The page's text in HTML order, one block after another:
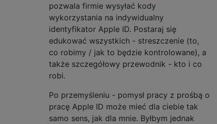
pozwala firmie wysyłać kody
wykorzystania na indywidualny
identyfikator Apple ID. Postaraj się
edukować wszystkich - streszczenie (to,
co robimy / jak to będzie kontrolowane), a
także szczegółowy przewodnik - kto i co
robi.
Po przemyśleniu - pomysł pracy z prośbą o
pracę Apple ID może mieć dla ciebie tak
samo sens, jak dla mnie. Byłbym jednak